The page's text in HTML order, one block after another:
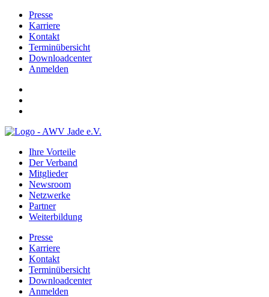
Presse
Karriere
Kontakt
Terminübersicht
Downloadcenter
Anmelden
Ihre Vorteile
Der Verband
Mitglieder
Newsroom
Netzwerke
Partner
Weiterbildung
Presse
Karriere
Kontakt
Terminübersicht
Downloadcenter
Anmelden